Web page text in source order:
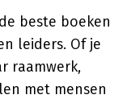
beste boeken
leiders. Of je
raamwerk,
met mensen